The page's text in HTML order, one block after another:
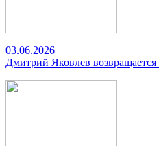
03.06.2026
Дмитрий Яковлев возвращается